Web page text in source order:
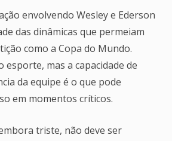
envolvendo Wesley e Ederson
das dinâmicas que permeiam
como a Copa do Mundo.
esporte, mas a capacidade de
da equipe é o que pode
em momentos críticos.
triste, não deve ser